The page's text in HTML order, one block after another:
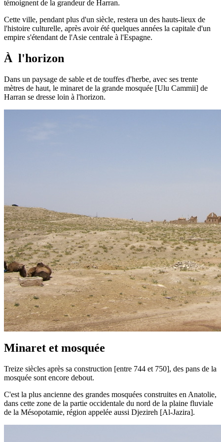
témoignent de la grandeur de Harran.
Cette ville, pendant plus d'un siècle, restera un des hauts-lieux de
l'histoire culturelle, après avoir été quelques années la capitale d'un
empire s'étendant de l'Asie centrale à l'Espagne.
À l'horizon
Dans un paysage de sable et de touffes d'herbe, avec ses trente
mètres de haut, le minaret de la grande mosquée [Ulu Cammii] de
Harran se dresse loin à l'horizon.
Minaret et mosquée
Treize siècles après sa construction [entre 744 et 750], des pans de la
mosquée sont encore debout.
C'est la plus ancienne des grandes mosquées construites en Anatolie,
dans cette zone de la partie occidentale du nord de la plaine fluviale
de la Mésopotamie, région appelée aussi Djezireh [Al-Jazira].